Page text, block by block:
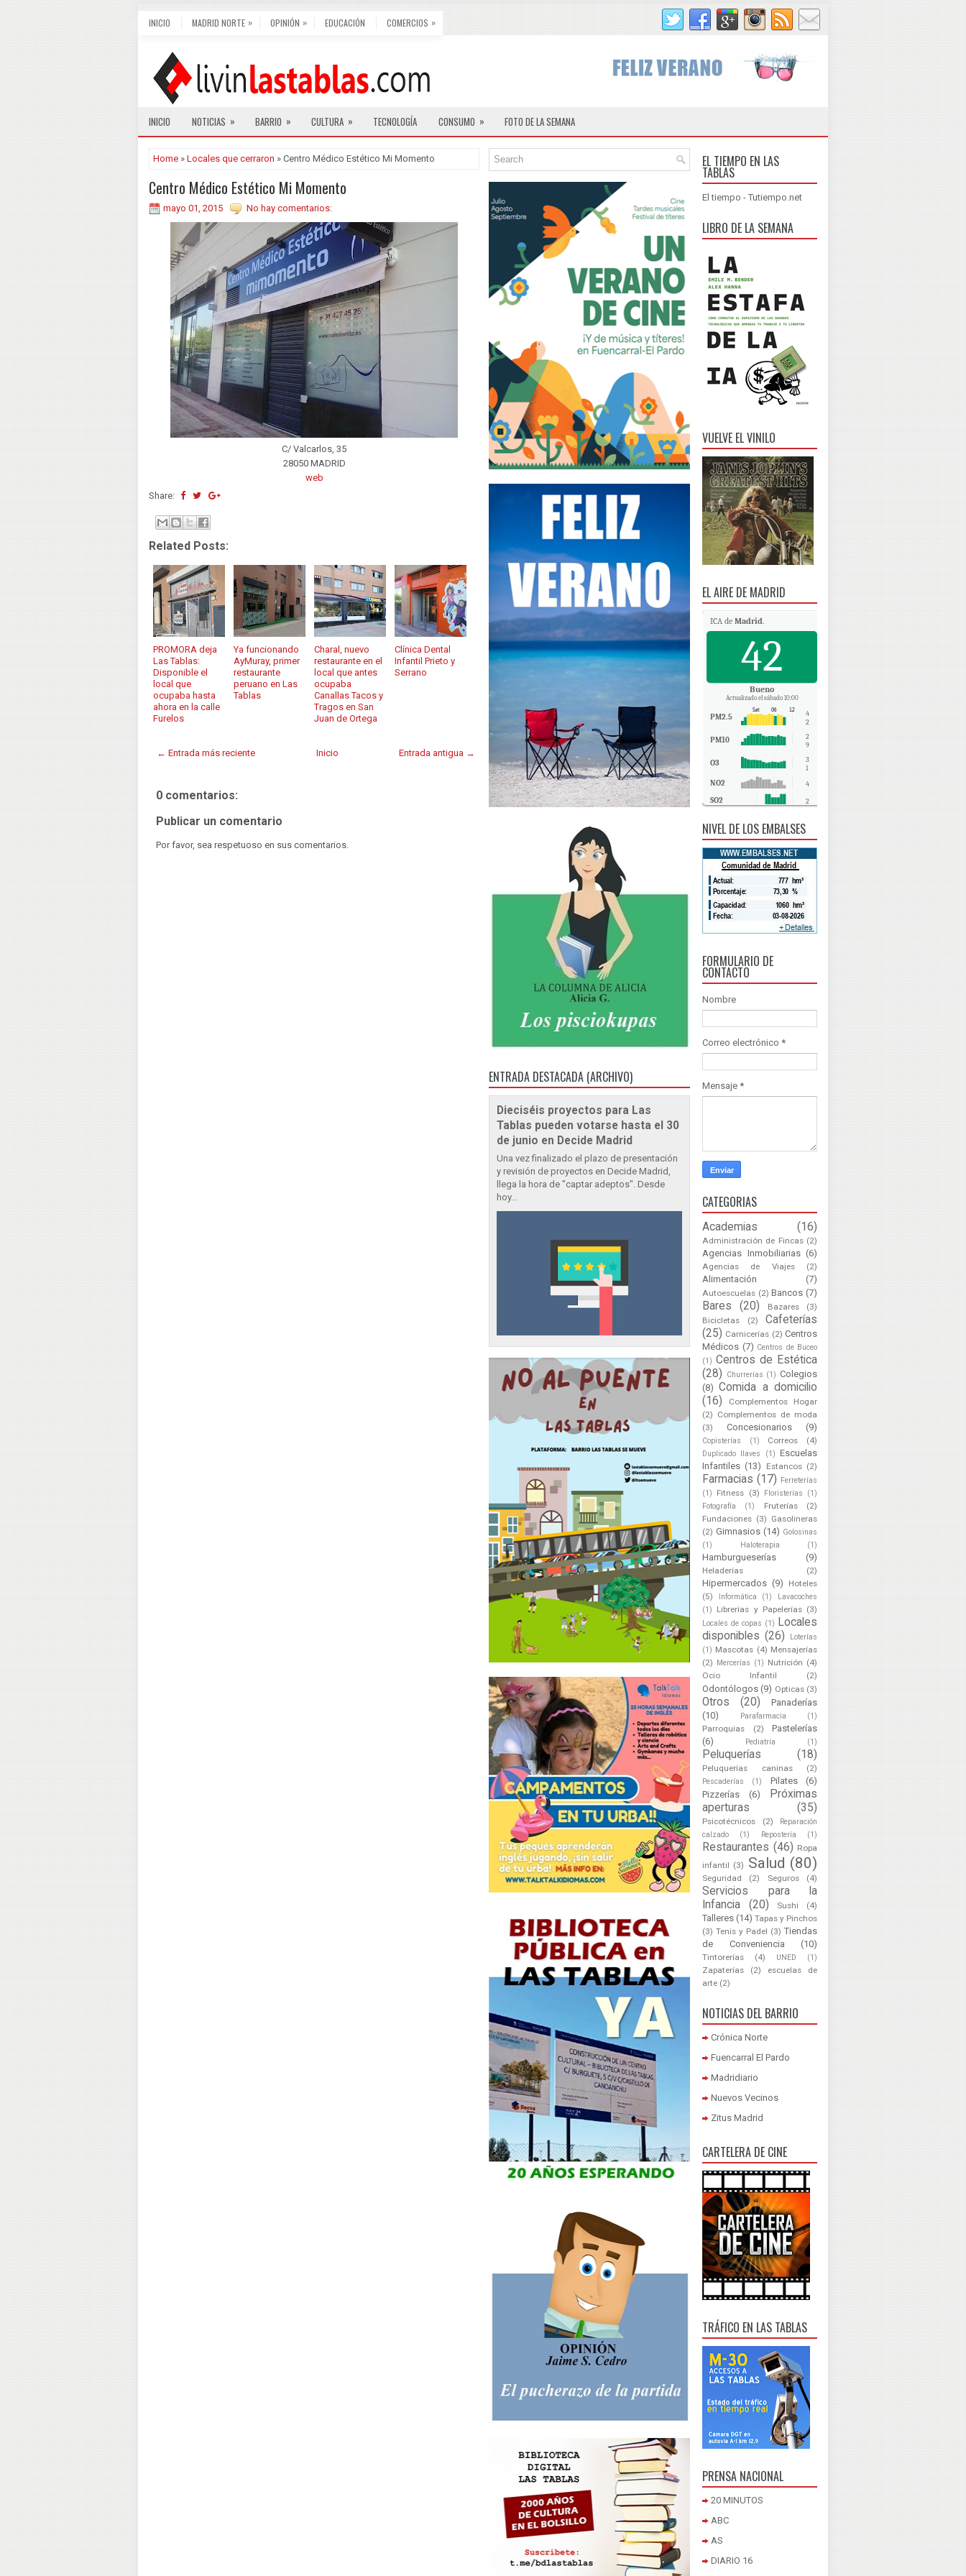
INICIO MADRID NORTE » OPINIÓN » EDUCACIÓN COMERCIOS »
INICIO NOTICIAS » BARRIO » CULTURA » TECNOLOGÍA CONSUMO » FOTO DE LA SEMANA
Home » Locales que cerraron » Centro Médico Estético Mi Momento
Centro Médico Estético Mi Momento
mayo 01, 2015 No hay comentarios:
C/ Valcarlos, 35
28050 MADRID
web
Share:
Related Posts:
PROMORA deja
Las Tablas:
Disponible el
local que
ocupaba hasta
ahora en la calle
Furelos
Ya funcionando
AyMuray, primer
restaurante
peruano en Las
Tablas
Charal, nuevo
restaurante en el
local que antes
ocupaba
Canallas Tacos y
Tragos en San
Juan de Ortega
Clínica Dental
Infantil Prieto y
Serrano
← Entrada más reciente Entrada antigua →
Inicio
0 comentarios:
Publicar un comentario
Por favor, sea respetuoso en sus comentarios.
ENTRADA DESTACADA (ARCHIVO)
Dieciséis proyectos para Las
Tablas pueden votarse hasta el 30
de junio en Decide Madrid
Una vez finalizado el plazo de presentación
y revisión de proyectos en Decide Madrid,
llega la hora de "captar adeptos". Desde
hoy...
EL TIEMPO EN LAS
TABLAS
El tiempo - Tutiempo.net
LIBRO DE LA SEMANA
VUELVE EL VINILO
EL AIRE DE MADRID
ICA de Madrid.
42
Bueno
Actualizado el sábado 10:00
PM2.5
4
2
PM10
2
9
O3
3
1
NO2 4
SO2 2
NIVEL DE LOS EMBALSES
FORMULARIO DE
CONTACTO
Nombre
Correo electrónico *
Mensaje *
CATEGORIAS
Academias (16)
Administración de Fincas (2)
Agencias Inmobiliarias (6)
Agencias de Viajes (2)
Alimentación (7)
Autoescuelas (2) Bancos (7)
Bares (20) Bazares
(3)
Bicicletas
(2)
Cafeterías
(25) Carnicerías (2) Centros
Médicos (7) Centros de Buceo
(1) Centros de Estética
(28)
Churrerías (1) Colegios
(8) Comida a domicilio
(16)
Complementos Hogar
(2) Complementos de moda
(3)
Concesionarios (9)
Copisterías (1) Correos (4)
Duplicado llaves (1) Escuelas
Infantiles (13) Estancos (2)
Farmacias (17) Ferreterías
(1)
Fitness (3) Floristerías
(1)
Fotografía
(1) Fruterías
(2)
Fundaciones (3) Gasolineras
(2) Gimnasios (14) Golosinas
(1)
Haloterapia (1)
Hamburgueserías (9)
Heladerías (2)
Hipermercados (9)
Hoteles
(5)
Informática (1)
Lavacoches
(1)
Librerías y Papelerías (3)
Locales de copas (1)
Locales
disponibles (26)
Loterías
(1) Mascotas (4) Mensajerías
(2) Mercerías (1) Nutrición (4)
Ocio Infantil
(2)
Odontólogos (9) Opticas (3)
Otros (20)
Panaderías
(10)
Parafarmacia (1)
Parroquias (2)
Pastelerías
(6)
Pediatría (1)
Peluquerías (18)
Peluquerías caninas (2)
Pescaderías (1) Pilates
(6)
Pizzerías
(6)
Próximas
aperturas
(35)
Psicotécnicos (2)
Reparación
calzado
(1) Repostería (1)
Restaurantes (46) Ropa
infantil (3) Salud (80)
Seguridad (2) Seguros (4)
Servicios para la
Infancia
(20) Sushi (4)
Talleres (14) Tapas y Pinchos
(3) Tenis y Padel (3) Tiendas
de Conveniencia
(10)
Tintorerías (4) UNED (1)
Zapaterías (2)
escuelas de
arte (2)
NOTICIAS DEL BARRIO
Crónica Norte
Fuencarral El Pardo
Madridiario
Nuevos Vecinos
Zitus Madrid
CARTELERA DE CINE
TRÁFICO EN LAS TABLAS
PRENSA NACIONAL
20 MINUTOS
ABC
AS
DIARIO 16